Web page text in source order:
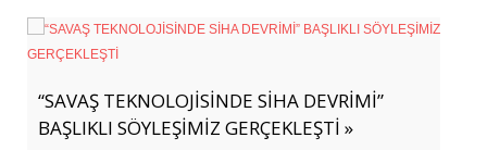
“SAVAŞ TEKNOLOJİSİNDE SİHA DEVRİMİ”
BAŞLIKLI SÖYLEŞİMİZ GERÇEKLEŞTİ »